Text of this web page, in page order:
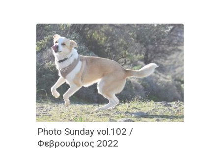
Photo Sunday vol.102 /
Φεβρουάριος 2022